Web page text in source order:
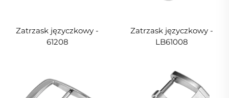
Zatrzask języczkowy -
61208
Zatrzask języczkowy -
LB61008